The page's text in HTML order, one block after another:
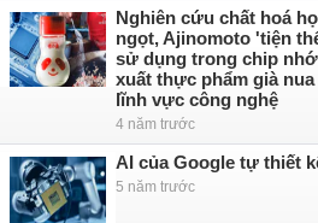
Nghiên cứu chất hoá
ngọt, Ajinomoto 'tiện
sử dụng trong chip
xuất thực phẩm già
lĩnh vực công nghệ
4 năm trước
AI của Google tự thiết
5 năm trước